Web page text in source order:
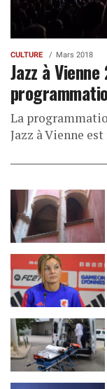
CULTURE Mars 2018
Jazz à
La
Jazz à Vienne